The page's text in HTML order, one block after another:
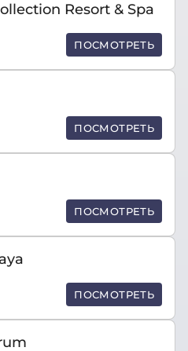
Resort & Spa
ПОСМОТРЕТЬ
ПОСМОТРЕТЬ
ПОСМОТРЕТЬ
ПОСМОТРЕТЬ